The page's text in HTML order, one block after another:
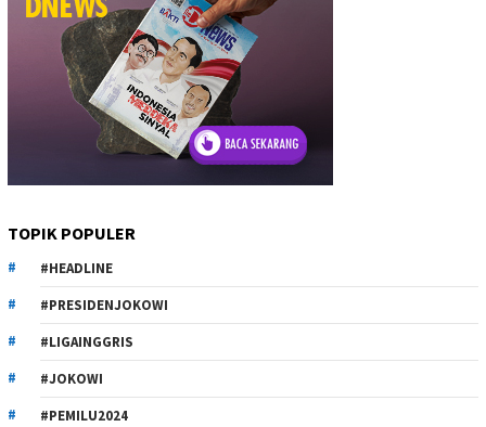
TOPIK POPULER
#HEADLINE
#PRESIDENJOKOWI
#LIGAINGGRIS
#JOKOWI
#PEMILU2024